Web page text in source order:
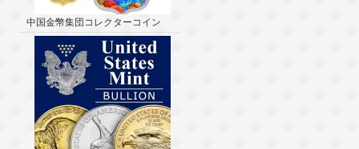
中国金幣集団コレクターコイン